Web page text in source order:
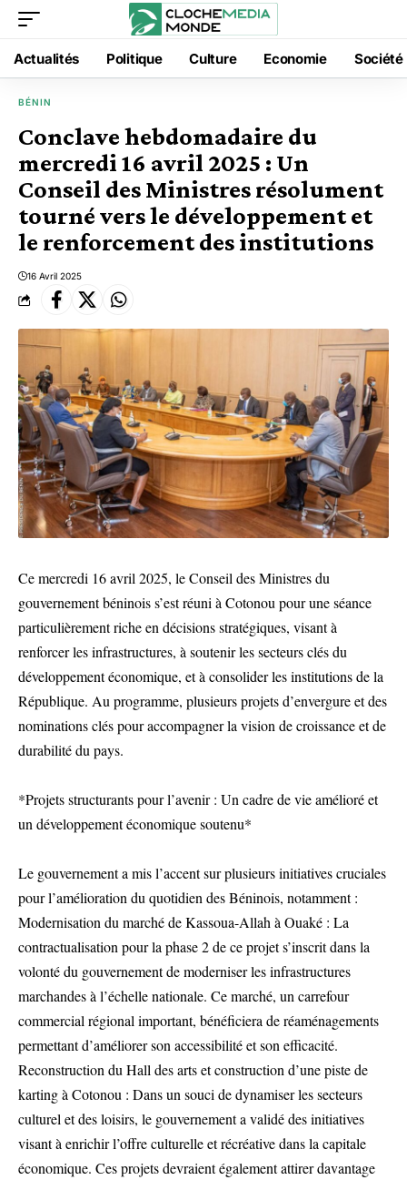
Actualités Politique Culture Economie Société
BÉNIN
Conclave hebdomadaire du
mercredi 16 avril 2025 : Un
Conseil des Ministres résolument
tourné vers le développement et
le renforcement des institutions
16 Avril 2025
Ce mercredi 16 avril 2025, le Conseil des Ministres du
gouvernement béninois s’est réuni à Cotonou pour une séance
particulièrement riche en décisions stratégiques, visant à
renforcer les infrastructures, à soutenir les secteurs clés du
développement économique, et à consolider les institutions de la
République. Au programme, plusieurs projets d’envergure et des
nominations clés pour accompagner la vision de croissance et de
durabilité du pays.
*Projets structurants pour l’avenir : Un cadre de vie amélioré et
un développement économique soutenu*
Le gouvernement a mis l’accent sur plusieurs initiatives cruciales
pour l’amélioration du quotidien des Béninois, notamment :
Modernisation du marché de Kassoua-Allah à Ouaké : La
contractualisation pour la phase 2 de ce projet s’inscrit dans la
volonté du gouvernement de moderniser les infrastructures
marchandes à l’échelle nationale. Ce marché, un carrefour
commercial régional important, bénéficiera de réaménagements
permettant d’améliorer son accessibilité et son efficacité.
Reconstruction du Hall des arts et construction d’une piste de
karting à Cotonou : Dans un souci de dynamiser les secteurs
culturel et des loisirs, le gouvernement a validé des initiatives
visant à enrichir l’offre culturelle et récréative dans la capitale
économique. Ces projets devraient également attirer davantage